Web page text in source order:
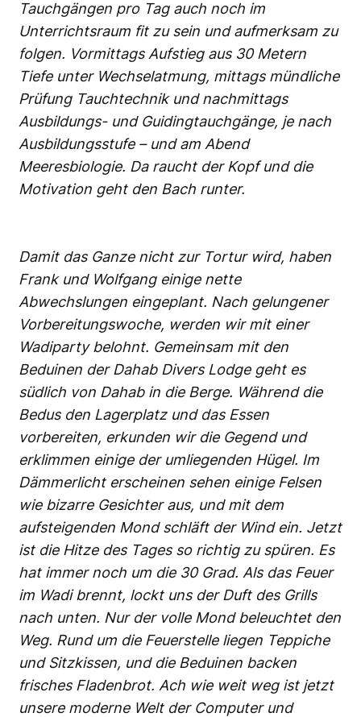
Tauchgängen pro Tag auch noch im
Unterrichtsraum fit zu sein und aufmerksam zu
folgen. Vormittags Aufstieg aus 30 Metern
Tiefe unter Wechselatmung, mittags mündliche
Prüfung Tauchtechnik und nachmittags
Ausbildungs- und Guidingtauchgänge, je nach
Ausbildungsstufe – und am Abend
Meeresbiologie. Da raucht der Kopf und die
Motivation geht den Bach runter.
Damit das Ganze nicht zur Tortur wird, haben
Frank und Wolfgang einige nette
Abwechslungen eingeplant. Nach gelungener
Vorbereitungswoche, werden wir mit einer
Wadiparty belohnt. Gemeinsam mit den
Beduinen der Dahab Divers Lodge geht es
südlich von Dahab in die Berge. Während die
Bedus den Lagerplatz und das Essen
vorbereiten, erkunden wir die Gegend und
erklimmen einige der umliegenden Hügel. Im
Dämmerlicht erscheinen sehen einige Felsen
wie bizarre Gesichter aus, und mit dem
aufsteigenden Mond schläft der Wind ein. Jetzt
ist die Hitze des Tages so richtig zu spüren. Es
hat immer noch um die 30 Grad. Als das Feuer
im Wadi brennt, lockt uns der Duft des Grills
nach unten. Nur der volle Mond beleuchtet den
Weg. Rund um die Feuerstelle liegen Teppiche
und Sitzkissen, und die Beduinen backen
frisches Fladenbrot. Ach wie weit weg ist jetzt
unsere moderne Welt der Computer und